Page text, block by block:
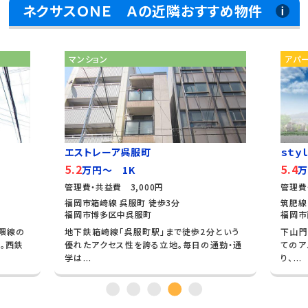
ネクサスＯＮＥ Ａの近隣おすすめ物件
線の
西鉄
マンション
エストレーア呉服町
5.2万円～ 1K
管理費・共益費 3,000円
福岡市箱崎線 呉服町 徒歩3分
福岡市博多区中呉服町
地下鉄箱崎線「呉服町駅」まで徒歩2分という
優れたアクセス性を誇る立地。毎日の通勤・通
学は...
アパ
ｓｔｙ
5.4
管理
筑肥
福岡
下山
ての
り、...